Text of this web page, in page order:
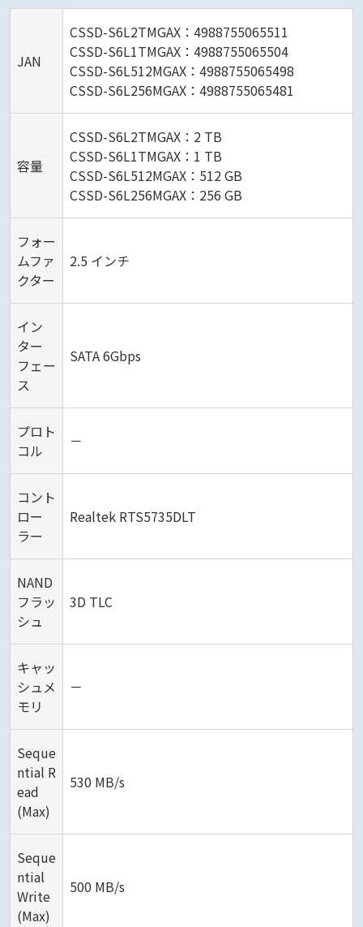
JAN
CSSD-S6L2TMGAX：4988755065511
CSSD-S6L1TMGAX：4988755065504
CSSD-S6L512MGAX：4988755065498
CSSD-S6L256MGAX：4988755065481
容量
CSSD-S6L2TMGAX：2 TB
CSSD-S6L1TMGAX：1 TB
CSSD-S6L512MGAX：512 GB
CSSD-S6L256MGAX：256 GB
フォー
ムファ
クター
2.5 インチ
イン
ター
フェー
ス
SATA 6Gbps
プロト
コル
－
コント
ロー
ラー
Realtek RTS5735DLT
NAND
フラッ
シュ
3D TLC
キャッ
シュメ
モリ
－
Seque
ntial R
ead
(Max)
530 MB/s
Seque
ntial
Write
(Max)
500 MB/s